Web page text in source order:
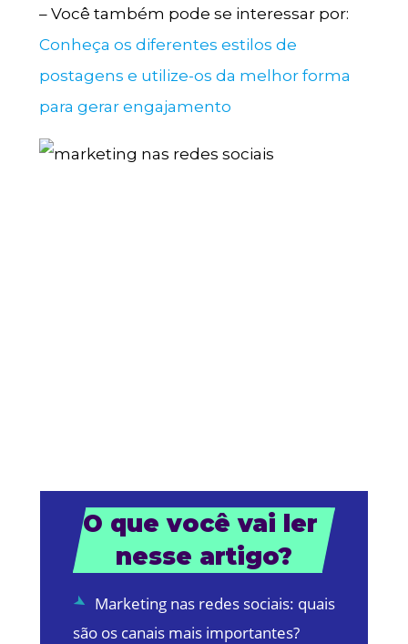
– Você também pode se interessar por:
Conheça os diferentes estilos de
postagens e utilize-os da melhor forma
para gerar engajamento
O que você vai ler
nesse artigo?
Marketing nas redes sociais: quais
são os canais mais importantes?